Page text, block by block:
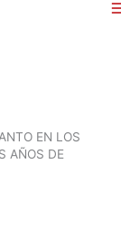
EN LOS
AÑOS DE